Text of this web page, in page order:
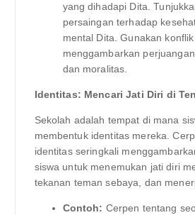
yang dihadapi Dita.
persaingan terhadap
mental Dita. Gunakan
menggambarkan
dan moralitas.
Identitas: Mencari Jati Diri di
Sekolah adalah tempat di mana
membentuk identitas mereka.
identitas seringkali
siswa untuk menemukan jati diri
tekanan teman sebaya, dan
Contoh: Cerpen tentang